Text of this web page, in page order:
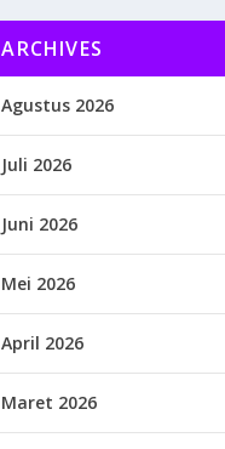
ARCHIVES
Agustus 2026
Juli 2026
Juni 2026
Mei 2026
April 2026
Maret 2026